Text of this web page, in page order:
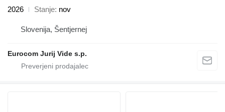
2026
Stanje nov
Slovenija, Šentjernej
Eurocom Jurij Vide s.p.